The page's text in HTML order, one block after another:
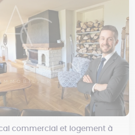
commercial et logement à